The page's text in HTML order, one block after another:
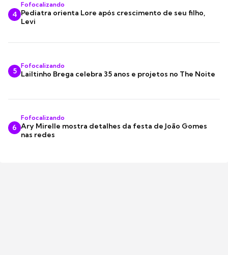
4
Fofocalizando
Pediatra orienta Lore após crescimento de seu filho,
Levi
5
Fofocalizando
Lailtinho Brega celebra 35 anos e projetos no The Noite
6
Fofocalizando
Ary Mirelle mostra detalhes da festa de João Gomes
nas redes